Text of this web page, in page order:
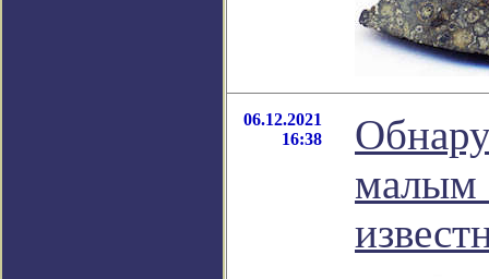
06.12.2021
16:38
малым